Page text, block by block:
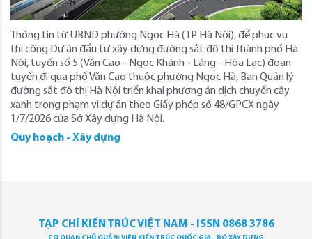
Thông tin từ UBND phường Ngọc Hà (TP Hà Nội), để phục vụ
thi công Dự án đầu tư xây dựng đường sắt đô thị Thành phố Hà
Nội, tuyến số 5 (Văn Cao - Ngọc Khánh - Láng - Hòa Lạc) đoạn
tuyến đi qua phố Văn Cao thuộc phường Ngọc Hà, Ban Quản lý
đường sắt đô thị Hà Nội triển khai phương án dịch chuyển cây
xanh trong phạm vi dự án theo Giấy phép số 48/GPCX ngày
1/7/2026 của Sở Xây dựng Hà Nội.
Quy hoạch - Xây dựng
TẠP CHÍ KIẾN TRÚC VIỆT NAM - ISSN 0868 3786